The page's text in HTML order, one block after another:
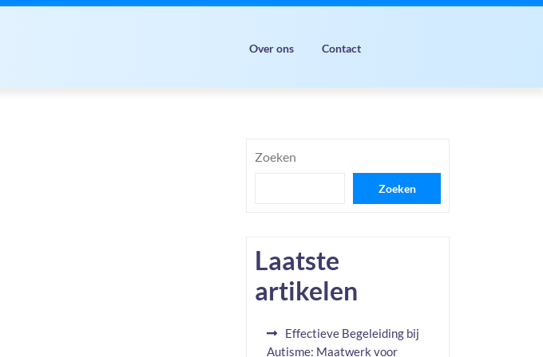
Over ons Contact
Zoeken
Zoeken
Laatste
artikelen
Effectieve Begeleiding bij
Autisme: Maatwerk voor